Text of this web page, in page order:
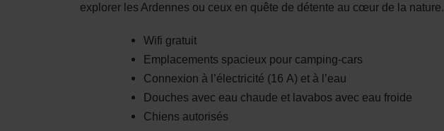
explorer les Ardennes ou ceux en quête de détente au cœur de la nature.
Wifi gratuit
Emplacements spacieux pour camping-cars
Connexion à l’électricité (16 A) et à l’eau
Douches avec eau chaude et lavabos avec eau froide
Chiens autorisés